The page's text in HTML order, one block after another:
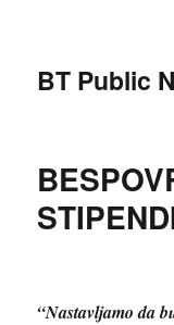
BT Public
“Nastavljamo da